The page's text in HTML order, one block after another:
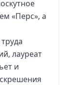
«Перс», а
лауреат
и